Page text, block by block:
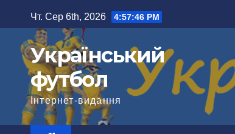
до
вмісту
Чт. Сер 6th, 2026 4:57:47 PM
Український
футбол
Інтернет-видання